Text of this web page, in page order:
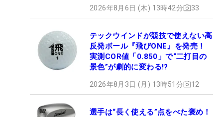
2026年8月6日 (木) 13時42分 33
テックウインドが競技で使えない高
反発ボール『飛びONE』を発売！
実測COR値「0.850」で“二打目の
景色”が劇的に変わる!?
2026年8月3日 (月) 13時51分 12
選手は“長く使える”点をべた褒め！